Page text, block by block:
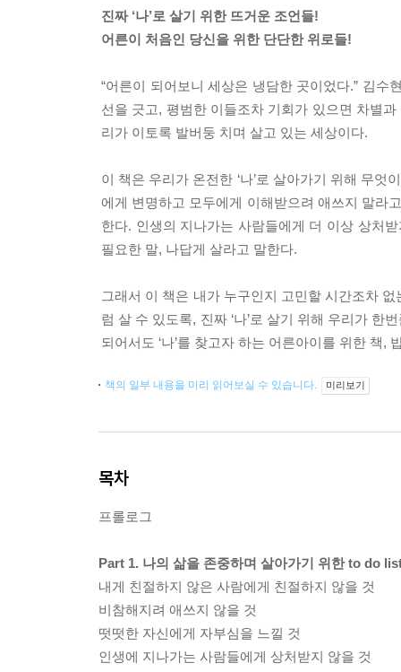
진짜 ‘나’로 살기 위한 뜨거운 조언들!
어른이 처음인 당신을 위한 단단한 위로들!
“어른이 되어보니 세상은 냉담한 곳이었다.” 김
선을 긋고, 평범한 이들조차 기회가 있으면 차별
리가 이토록 발버둥 치며 살고 있는 세상이다.
이 책은 우리가 온전한 ‘나’로 살아가기 위해 무
에게 변명하고 모두에게 이해받으려 애쓰지 말라
한다. 인생의 지나가는 사람들에게 더 이상 상처
필요한 말, 나답게 살라고 말한다.
그래서 이 책은 내가 누구인지 고민할 시간조차
럼 살 수 있도록, 진짜 ‘나’로 살기 위해 우리가
되어서도 ‘나’를 찾고자 하는 어른아이를 위한 책
책의 일부 내용을 미리 읽어보실 수 있습니다. 미리보기
목차
프롤로그
Part 1. 나의 삶을 존중하며 살아가기 위한 to do
내게 친절하지 않은 사람에게 친절하지 않을 것
비참해지려 애쓰지 않을 것
떳떳한 자신에게 자부심을 느낄 것
인생에 지나가는 사람들에게 상처받지 않을 것